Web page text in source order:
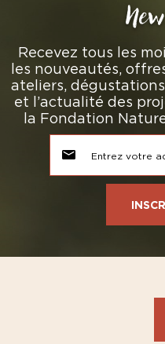
Recevez tous les
les nouveautés,
ateliers,
et l’actualité des
la Fondation